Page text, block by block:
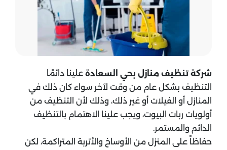
شركة تنظيف منازل بحي السعادة علينا دائمًا
التنظيف بشكل عام من وقت لآخر سواء كان ذلك في
المنازل أو الفيلات أو غير ذلك، وذلك لأن التنظيف من
أولويات ربات البيوت، ويجب علينا الاهتمام بالتنظيف
الدائم والمستمر.
حفاظاً على المنزل من الأوساخ والأتربة المتراكمة، لكن